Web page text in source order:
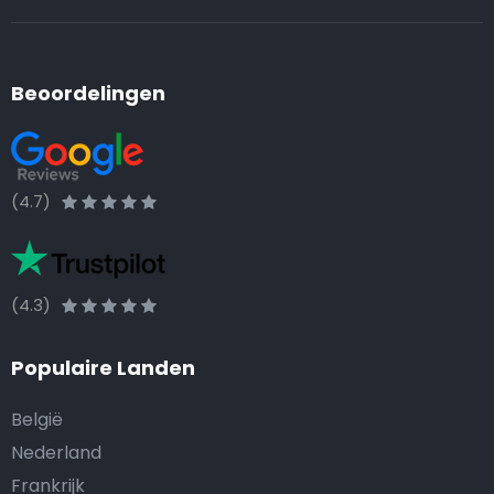
Beoordelingen
(4.7)
(4.3)
Populaire Landen
België
Nederland
Frankrijk